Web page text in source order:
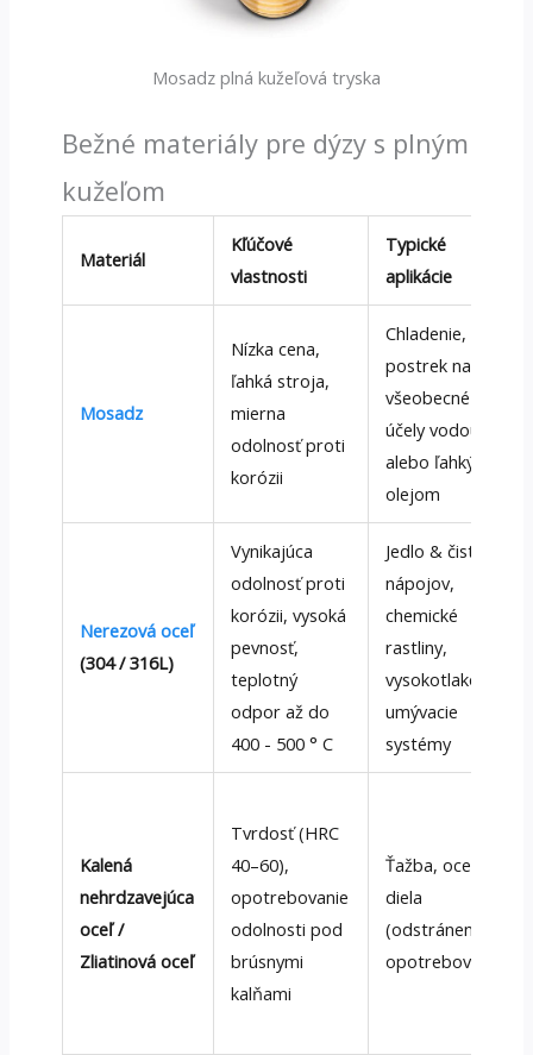
Mosadz plná kužeľová tryska
Bežné materiály pre dýzy s plným
kužeľom
Materiál
Kľúčové
vlastnosti
Typické
aplikácie
Mosadz
Nízka cena,
ľahká stroja,
mierna
odolnosť proti
korózii
Chladenie,
postrek na
všeobecné
účely vodou
alebo ľahkým
olejom
Nerezová oceľ
(304 / 316L)
Vynikajúca
odolnosť proti
korózii, vysoká
pevnosť,
teplotný
odpor až do
400 - 500 ° C
Jedlo & čistenie
nápojov,
chemické
rastliny,
vysokotlakové
umývacie
systémy
Kalená
nehrdzavejúca
oceľ /
Zliatinová oceľ
Tvrdosť (HRC
40–60),
opotrebovanie
odolnosti pod
brúsnymi
kalňami
Ťažba, oceľové
diela
(odstránenie),
opotrebovanie